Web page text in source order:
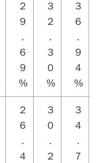
２
９
．
６
９
%
３
２
．
３
０
%
３
６
．
９
４
%
２
６
．
４
３
０
．
２
３
４
．
７